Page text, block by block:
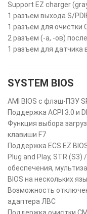
Support EZ charger
1 разъем выхода S/
1 разъем для очистки
2 разъем (-а, -ов)
1 разъем для датчика
SYSTEM BIOS
AMI BIOS с флэш-ПЗУ
Поддержка ACPI 3.0 и
Функция выбора
клавиши F7
Поддержка ECS EZ
Plug and Play, STR
обеспечения,
BIOS на нескольких
Возможность
адаптера ЛВС